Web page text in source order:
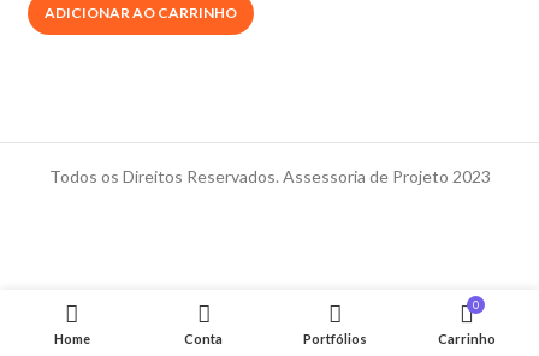
ADICIONAR AO CARRINHO
Todos os Direitos Reservados. Assessoria de Projeto 2023
Home Conta Portfólios
0
Carrinho